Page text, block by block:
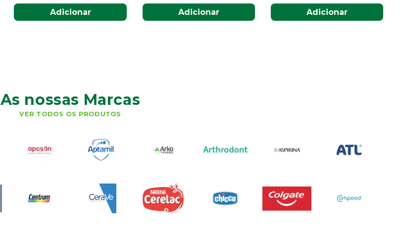
Adicionar Adicionar Adicionar
As nossas Marcas
VER TODOS OS PRODUTOS